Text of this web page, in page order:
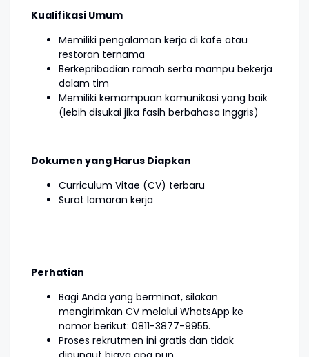
Kualifikasi Umum
Memiliki pengalaman kerja di kafe atau
restoran ternama
Berkepribadian ramah serta mampu bekerja
dalam tim
Memiliki kemampuan komunikasi yang baik
(lebih disukai jika fasih berbahasa Inggris)
Dokumen yang Harus Diapkan
Curriculum Vitae (CV) terbaru
Surat lamaran kerja
Perhatian
Bagi Anda yang berminat, silakan
mengirimkan CV melalui WhatsApp ke
nomor berikut: 0811-3877-9955.
Proses rekrutmen ini gratis dan tidak